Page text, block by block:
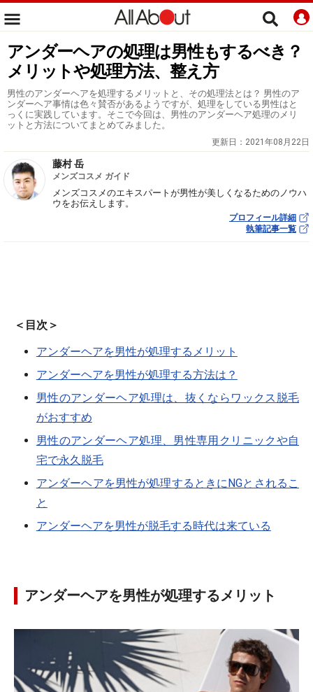
アンダーヘアの処理は男性もするべき？
メリットや処理方法、整え方
男性のアンダーヘアを処理するメリットと、その処理法とは？ 男性のア
ンダーヘア事情は色々賛否があるようですが、処理をしている男性はと
っくに実践しています。そこで今回は、男性のアンダーヘア処理のメリ
ットと方法についてまとめてみました。
更新日： 2021年08月22日
藤村 岳
メンズコスメ ガイド
メンズコスメのエキスパートが男性が美しくなるためのノウハ
ウをお伝えします。
プロフィール詳細
執筆記事一覧
＜目次＞
アンダーヘアを男性が処理するメリット
アンダーヘアを男性が処理する方法は？
男性のアンダーヘア処理は、抜くならワックス脱毛
がおすすめ
男性のアンダーヘア処理、男性専用クリニックや自
宅で永久脱毛
アンダーヘアを男性が処理するときにNGとされるこ
と
アンダーヘアを男性が脱毛する時代は来ている
アンダーヘアを男性が処理するメリット